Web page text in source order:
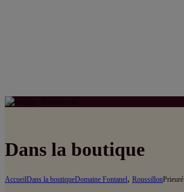
Dans la boutique
AccueilDans la boutiqueDomaine Fontanel, RoussillonPrieuré